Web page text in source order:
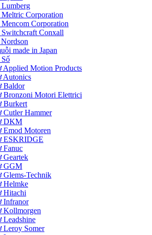
Corporation
Corporation
Conxall
made in Japan
Applied Motion Products
Autonics
Baldor
Bronzoni Motori Elettrici
Burkert
Cutler Hammer
DKM
Emod Motoren
ESKRIDGE
Fanuc
Geartek
GGM
Glems-Technik
Helmke
Hitachi
Infranor
Kollmorgen
Leadshine
Leroy Somer